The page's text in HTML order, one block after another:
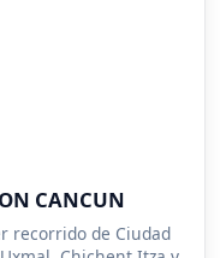
CANCUN
recorrido de Ciudad